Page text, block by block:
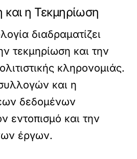
η Τεκμηρίωση
διαδραματίζει
τεκμηρίωση και την
κληρονομιάς.
και η
δεδομένων
εντοπισμό και την
έργων.